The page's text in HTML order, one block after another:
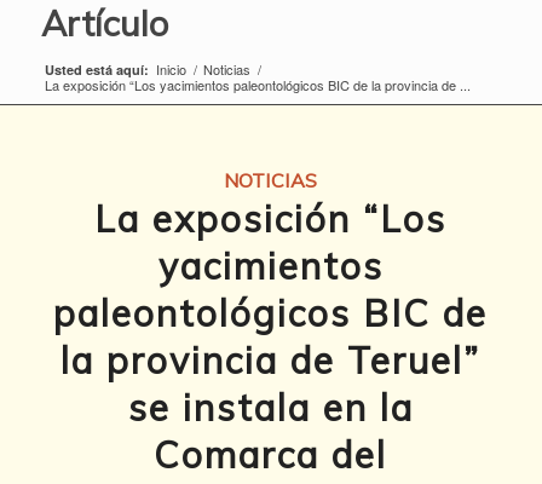
Artículo
Usted está aquí: Inicio / Noticias /
La exposición “Los yacimientos paleontológicos BIC de la provincia de ...
NOTICIAS
La exposición “Los
yacimientos
paleontológicos BIC de
la provincia de Teruel”
se instala en la
Comarca del